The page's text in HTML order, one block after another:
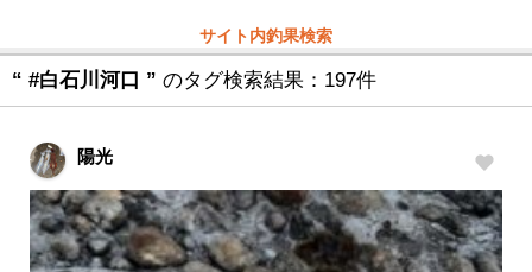
サイト内釣果検索
“ #白石川河口 ” のタグ検索結果：197件
陽光